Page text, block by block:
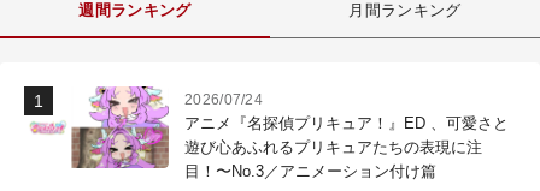
週間ランキング 月間ランキング
2026/07/24
アニメ『名探偵プリキュア！』ED 、可愛さと
遊び心あふれるプリキュアたちの表現に注
目！〜No.3／アニメーション付け篇